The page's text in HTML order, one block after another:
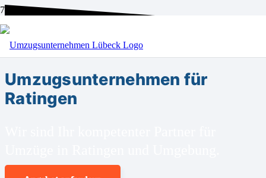
BEI UNS SIND SIE RICHTIG!
Umzugsunternehmen für
Ratingen